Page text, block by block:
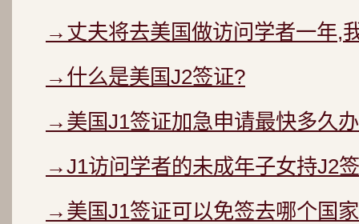
→丈夫将去美国做访问学者一年,
→什么是美国J2签证?
→美国J1签证加急申请最快多久
→J1访问学者的未成年子女持J2
→美国J1签证可以免签去哪个国